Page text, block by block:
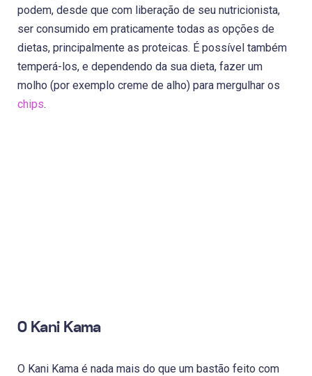
podem, desde que com liberação de seu nutricionista,
ser consumido em praticamente todas as opções de
dietas, principalmente as proteicas. É possível também
temperá-los, e dependendo da sua dieta, fazer um
molho (por exemplo creme de alho) para mergulhar os
chips.
O Kani Kama
O Kani Kama é nada mais do que um bastão feito com